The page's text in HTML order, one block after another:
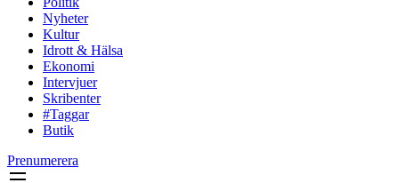
Nyheter
Kultur
Idrott & Hälsa
Ekonomi
Intervjuer
Skribenter
#Taggar
Butik
Prenumerera